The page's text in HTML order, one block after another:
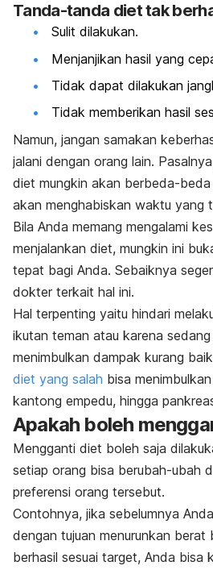
Tanda-tanda diet tak
Sulit dilakukan.
Menjanjikan hasil yang
Tidak dapat dilakukan
Tidak memberikan hasil
Namun, jangan samakan
jalani dengan orang lain.
diet mungkin akan berbeda-
akan menghabiskan waktu yang
Bila Anda memang mengalami
menjalankan diet, mungkin ini
tepat bagi Anda. Sebaiknya
dokter terkait hal ini.
Hal terpenting yaitu hindari
ikutan teman atau karena
menimbulkan dampak kurang
diet yang salah bisa
kantong empedu, hingga
Apakah boleh
Mengganti diet boleh saja
setiap orang bisa berubah-ubah
preferensi orang tersebut.
Contohnya, jika sebelumnya
dengan tujuan menurunkan berat
berhasil sesuai target, Anda bisa